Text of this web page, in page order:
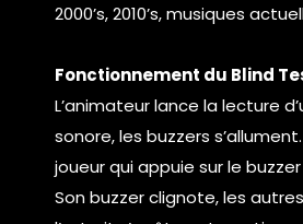
2000’s, 2010’s, musiques
Fonctionnement du Blind
L’animateur lance la lecture
sonore, les buzzers
joueur qui appuie sur le
Son buzzer clignote, les